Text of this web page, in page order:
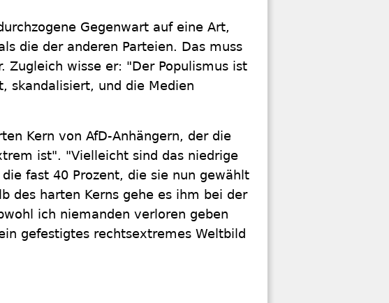
Gegenwart auf eine Art,
die der anderen Parteien. Das muss
Zugleich wisse er: "Der Populismus ist
skandalisiert, und die Medien
Kern von AfD-Anhängern, der die
ist". "Vielleicht sind das niedrige
fast 40 Prozent, die sie nun gewählt
des harten Kerns gehe es ihm bei der
ich niemanden verloren geben
gefestigtes rechtsextremes Weltbild